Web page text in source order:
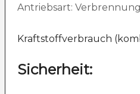
Antriebsart:
Kraftstoffverbrauch
Sicherheit: